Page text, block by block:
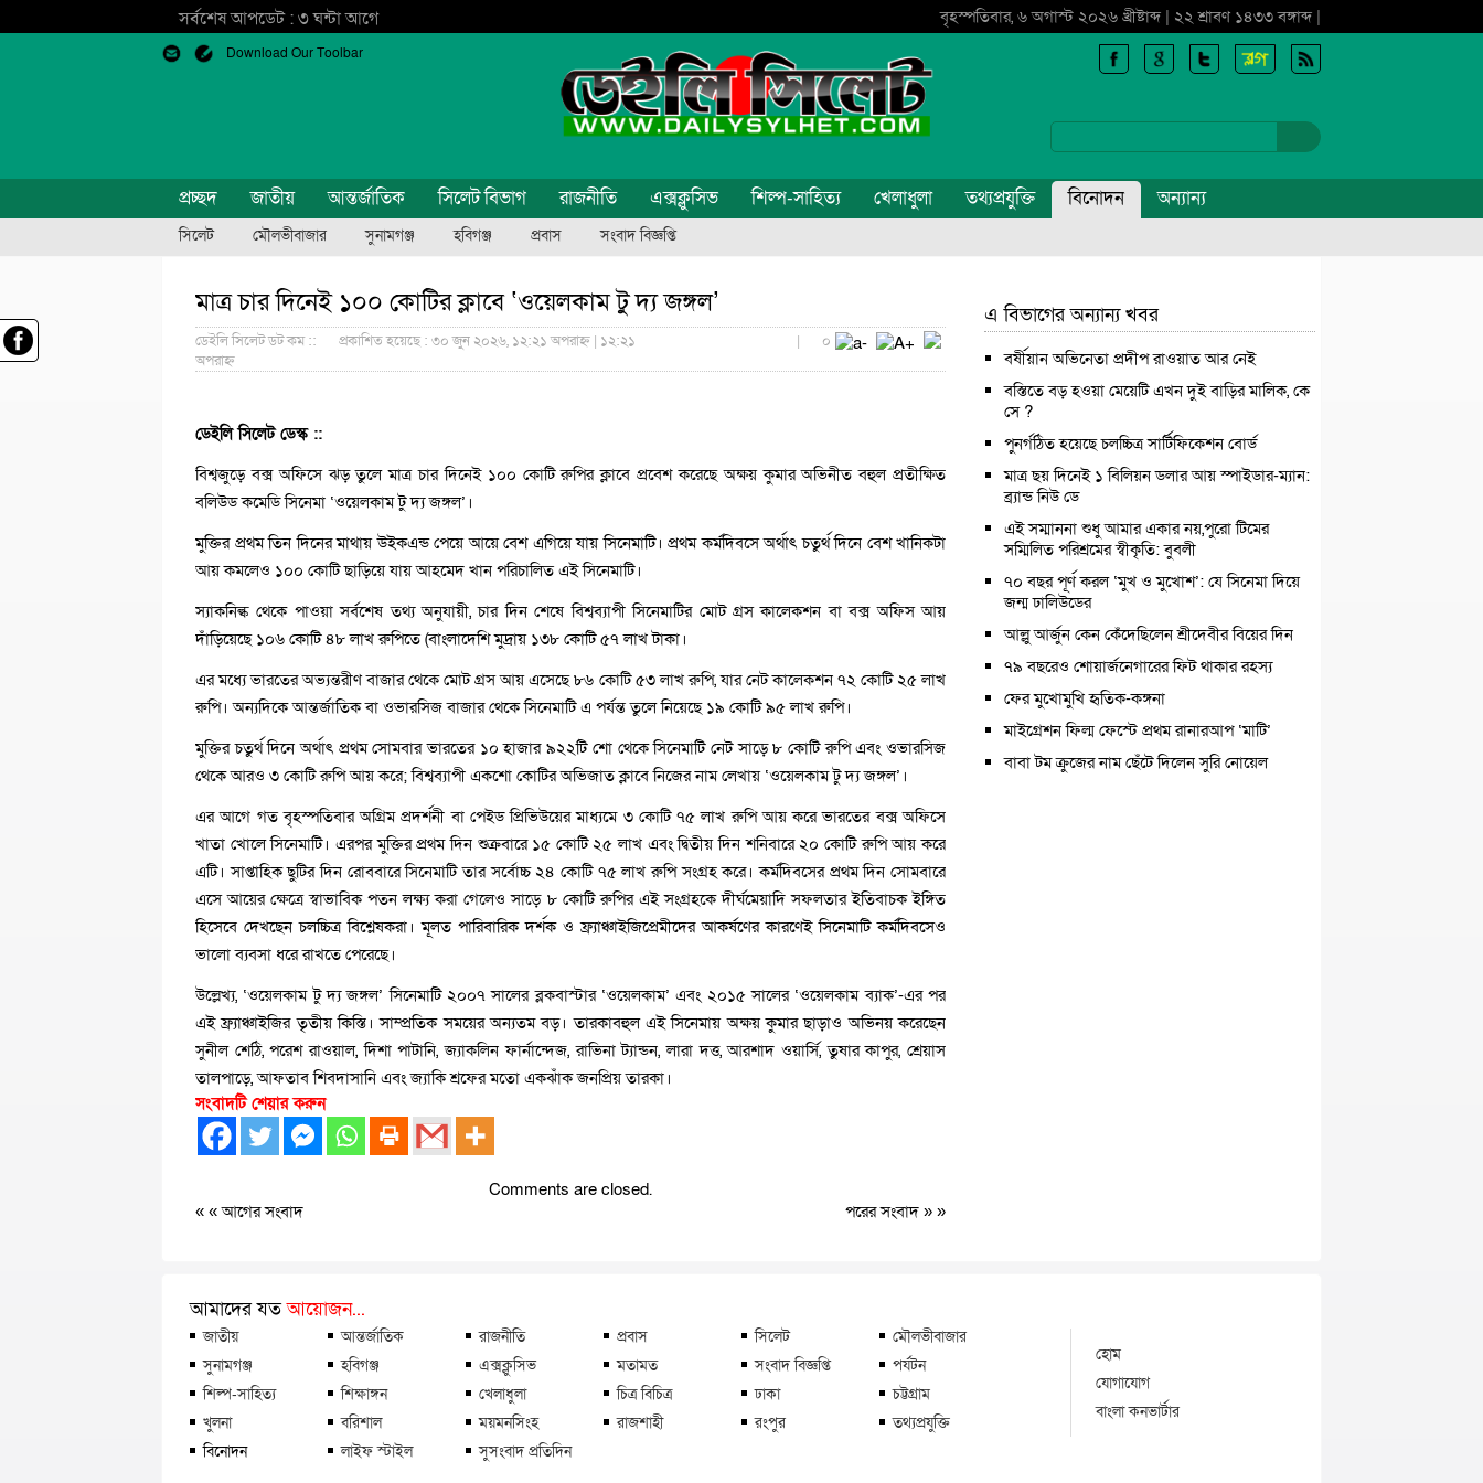
সর্বশেষ আপডেট : ৩ ঘন্টা আগে বৃহস্পতিবার, ৬ অগাস্ট ২০২৬ খ্রীষ্টাব্দ | ২২ শ্রাবণ ১৪৩৩ বঙ্গাব্দ |
Download Our Toolbar
প্রচ্ছদ জাতীয় আন্তর্জাতিক সিলেট বিভাগ রাজনীতি এক্সক্লুসিভ শিল্প-সাহিত্য খেলাধুলা তথ্যপ্রযুক্তি বিনোদন অন্যান্য
সিলেট মৌলভীবাজার সুনামগঞ্জ হবিগঞ্জ প্রবাস সংবাদ বিজ্ঞপ্তি
মাত্র চার দিনেই ১০০ কোটির ক্লাবে ‘ওয়েলকাম টু দ্য জঙ্গল’
ডেইলি সিলেট ডট কম ::
প্রকাশিত হয়েছে : ৩০ জুন ২০২৬, ১২:২১ অপরাহ্ন | ১২:২১
অপরাহ্ন
| ০
ডেইলি সিলেট ডেস্ক ::
বিশ্বজুড়ে বক্স অফিসে ঝড় তুলে মাত্র চার দিনেই ১০০ কোটি রুপির ক্লাবে প্রবেশ করেছে অক্ষয় কুমার অভিনীত বহুল প্রতীক্ষিত
বলিউড কমেডি সিনেমা ‘ওয়েলকাম টু দ্য জঙ্গল’।
মুক্তির প্রথম তিন দিনের মাথায় উইকএন্ড পেয়ে আয়ে বেশ এগিয়ে যায় সিনেমাটি। প্রথম কর্মদিবসে অর্থাৎ চতুর্থ দিনে বেশ খানিকটা
আয় কমলেও ১০০ কোটি ছাড়িয়ে যায় আহমেদ খান পরিচালিত এই সিনেমাটি।
স্যাকনিল্ক থেকে পাওয়া সর্বশেষ তথ্য অনুযায়ী, চার দিন শেষে বিশ্বব্যাপী সিনেমাটির মোট গ্রস কালেকশন বা বক্স অফিস আয়
দাঁড়িয়েছে ১০৬ কোটি ৪৮ লাখ রুপিতে (বাংলাদেশি মুদ্রায় ১৩৮ কোটি ৫৭ লাখ টাকা।
এর মধ্যে ভারতের অভ্যন্তরীণ বাজার থেকে মোট গ্রস আয় এসেছে ৮৬ কোটি ৫৩ লাখ রুপি, যার নেট কালেকশন ৭২ কোটি ২৫ লাখ
রুপি। অন্যদিকে আন্তর্জাতিক বা ওভারসিজ বাজার থেকে সিনেমাটি এ পর্যন্ত তুলে নিয়েছে ১৯ কোটি ৯৫ লাখ রুপি।
মুক্তির চতুর্থ দিনে অর্থাৎ প্রথম সোমবার ভারতের ১০ হাজার ৯২২টি শো থেকে সিনেমাটি নেট সাড়ে ৮ কোটি রুপি এবং ওভারসিজ
থেকে আরও ৩ কোটি রুপি আয় করে; বিশ্বব্যাপী একশো কোটির অভিজাত ক্লাবে নিজের নাম লেখায় ‘ওয়েলকাম টু দ্য জঙ্গল’।
এর আগে গত বৃহস্পতিবার অগ্রিম প্রদর্শনী বা পেইড প্রিভিউয়ের মাধ্যমে ৩ কোটি ৭৫ লাখ রুপি আয় করে ভারতের বক্স অফিসে
খাতা খোলে সিনেমাটি। এরপর মুক্তির প্রথম দিন শুক্রবারে ১৫ কোটি ২৫ লাখ এবং দ্বিতীয় দিন শনিবারে ২০ কোটি রুপি আয় করে
এটি। সাপ্তাহিক ছুটির দিন রোববারে সিনেমাটি তার সর্বোচ্চ ২৪ কোটি ৭৫ লাখ রুপি সংগ্রহ করে। কর্মদিবসের প্রথম দিন সোমবারে
এসে আয়ের ক্ষেত্রে স্বাভাবিক পতন লক্ষ্য করা গেলেও সাড়ে ৮ কোটি রুপির এই সংগ্রহকে দীর্ঘমেয়াদি সফলতার ইতিবাচক ইঙ্গিত
হিসেবে দেখছেন চলচ্চিত্র বিশ্লেষকরা। মূলত পারিবারিক দর্শক ও ফ্র্যাঞ্চাইজিপ্রেমীদের আকর্ষণের কারণেই সিনেমাটি কর্মদিবসেও
ভালো ব্যবসা ধরে রাখতে পেরেছে।
উল্লেখ্য, ‘ওয়েলকাম টু দ্য জঙ্গল’ সিনেমাটি ২০০৭ সালের ব্লকবাস্টার ‘ওয়েলকাম’ এবং ২০১৫ সালের ‘ওয়েলকাম ব্যাক’-এর পর
এই ফ্র্যাঞ্চাইজির তৃতীয় কিস্তি। সাম্প্রতিক সময়ের অন্যতম বড়। তারকাবহুল এই সিনেমায় অক্ষয় কুমার ছাড়াও অভিনয় করেছেন
সুনীল শেঠি, পরেশ রাওয়াল, দিশা পাটানি, জ্যাকলিন ফার্নান্দেজ, রাভিনা ট্যান্ডন, লারা দত্ত, আরশাদ ওয়ার্সি, তুষার কাপুর, শ্রেয়াস
তালপাড়ে, আফতাব শিবদাসানি এবং জ্যাকি শ্রফের মতো একঝাঁক জনপ্রিয় তারকা।
সংবাদটি শেয়ার করুন
Comments are closed.
« «আগের সংবাদ পরের সংবাদ » »
এ বিভাগের অন্যান্য খবর
বর্ষীয়ান অভিনেতা প্রদীপ রাওয়াত আর নেই
বস্তিতে বড় হওয়া মেয়েটি এখন দুই বাড়ির মালিক, কে
সে ?
পুনর্গঠিত হয়েছে চলচ্চিত্র সার্টিফিকেশন বোর্ড
মাত্র ছয় দিনেই ১ বিলিয়ন ডলার আয় স্পাইডার-ম্যান:
ব্র্যান্ড নিউ ডে
এই সম্মাননা শুধু আমার একার নয়,পুরো টিমের
সম্মিলিত পরিশ্রমের স্বীকৃতি: বুবলী
৭০ বছর পূর্ণ করল ‘মুখ ও মুখোশ’: যে সিনেমা দিয়ে
জন্ম ঢালিউডের
আল্লু আর্জুন কেন কেঁদেছিলেন শ্রীদেবীর বিয়ের দিন
৭৯ বছরেও শোয়ার্জনেগারের ফিট থাকার রহস্য
ফের মুখোমুখি হৃতিক-কঙ্গনা
মাইগ্রেশন ফিল্ম ফেস্টে প্রথম রানারআপ ‘মাটি’
বাবা টম ক্রুজের নাম ছেঁটে দিলেন সুরি নোয়েল
আমাদের যতআয়োজন...
জাতীয় আন্তর্জাতিক রাজনীতি প্রবাস সিলেট
মৌলভীবাজার
সুনামগঞ্জ
হবিগঞ্জ এক্সক্লুসিভ মতামত সংবাদ বিজ্ঞপ্তি
পর্যটন
শিল্প-সাহিত্য
শিক্ষাঙ্গন খেলাধুলা চিত্র বিচিত্র ঢাকা
চট্টগ্রাম
খুলনা
বরিশাল ময়মনসিংহ রাজশাহী রংপুর
তথ্যপ্রযুক্তি
বিনোদন
লাইফ স্টাইল সুসংবাদ প্রতিদিন
হোম
যোগাযোগ
বাংলা কনভার্টার